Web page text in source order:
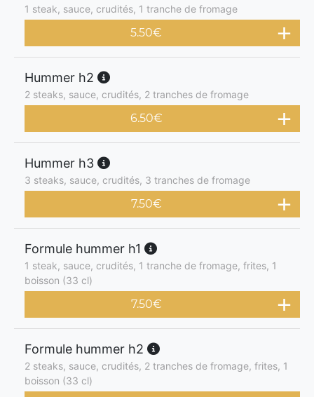
1 steak, sauce, crudités, 1 tranche de fromage
5.50€
Hummer h2
2 steaks, sauce, crudités, 2 tranches de fromage
6.50€
Hummer h3
3 steaks, sauce, crudités, 3 tranches de fromage
7.50€
Formule hummer h1
1 steak, sauce, crudités, 1 tranche de fromage, frites, 1
boisson (33 cl)
7.50€
Formule hummer h2
2 steaks, sauce, crudités, 2 tranches de fromage, frites, 1
boisson (33 cl)